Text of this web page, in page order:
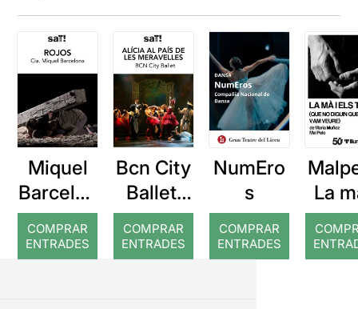
Miquel
Barcelon
a: Rojos
COMPRAR
ENTRADES
Bcn City
Ballet:
Alícia al
país de
les
COMPRAR
ENTRADES
NumEro
s
COMPRAR
ENTRADES
La
els
Que